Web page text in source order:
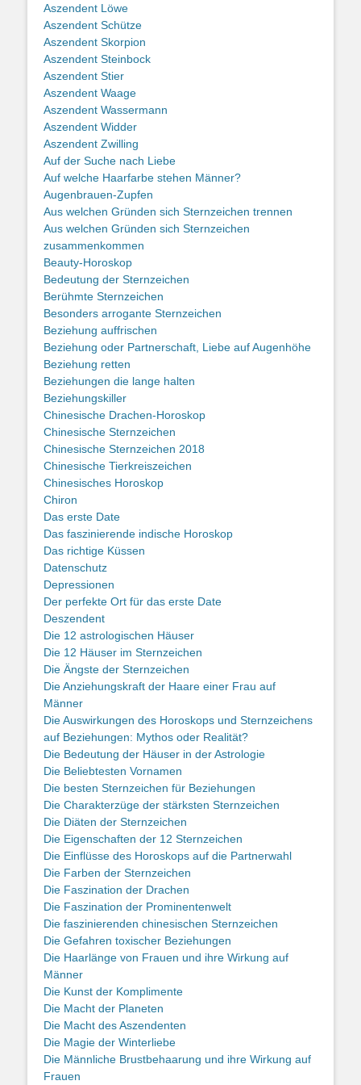
Aszendent Löwe
Aszendent Schütze
Aszendent Skorpion
Aszendent Steinbock
Aszendent Stier
Aszendent Waage
Aszendent Wassermann
Aszendent Widder
Aszendent Zwilling
Auf der Suche nach Liebe
Auf welche Haarfarbe stehen Männer?
Augenbrauen-Zupfen
Aus welchen Gründen sich Sternzeichen trennen
Aus welchen Gründen sich Sternzeichen
zusammenkommen
Beauty-Horoskop
Bedeutung der Sternzeichen
Berühmte Sternzeichen
Besonders arrogante Sternzeichen
Beziehung auffrischen
Beziehung oder Partnerschaft, Liebe auf Augenhöhe
Beziehung retten
Beziehungen die lange halten
Beziehungskiller
Chinesische Drachen-Horoskop
Chinesische Sternzeichen
Chinesische Sternzeichen 2018
Chinesische Tierkreiszeichen
Chinesisches Horoskop
Chiron
Das erste Date
Das faszinierende indische Horoskop
Das richtige Küssen
Datenschutz
Depressionen
Der perfekte Ort für das erste Date
Deszendent
Die 12 astrologischen Häuser
Die 12 Häuser im Sternzeichen
Die Ängste der Sternzeichen
Die Anziehungskraft der Haare einer Frau auf
Männer
Die Auswirkungen des Horoskops und Sternzeichens
auf Beziehungen: Mythos oder Realität?
Die Bedeutung der Häuser in der Astrologie
Die Beliebtesten Vornamen
Die besten Sternzeichen für Beziehungen
Die Charakterzüge der stärksten Sternzeichen
Die Diäten der Sternzeichen
Die Eigenschaften der 12 Sternzeichen
Die Einflüsse des Horoskops auf die Partnerwahl
Die Farben der Sternzeichen
Die Faszination der Drachen
Die Faszination der Prominentenwelt
Die faszinierenden chinesischen Sternzeichen
Die Gefahren toxischer Beziehungen
Die Haarlänge von Frauen und ihre Wirkung auf
Männer
Die Kunst der Komplimente
Die Macht der Planeten
Die Macht des Aszendenten
Die Magie der Winterliebe
Die Männliche Brustbehaarung und ihre Wirkung auf
Frauen